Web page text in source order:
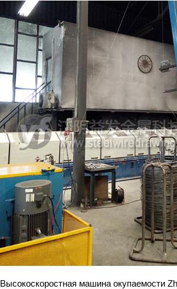
Высокоскоростная машина окупаемости